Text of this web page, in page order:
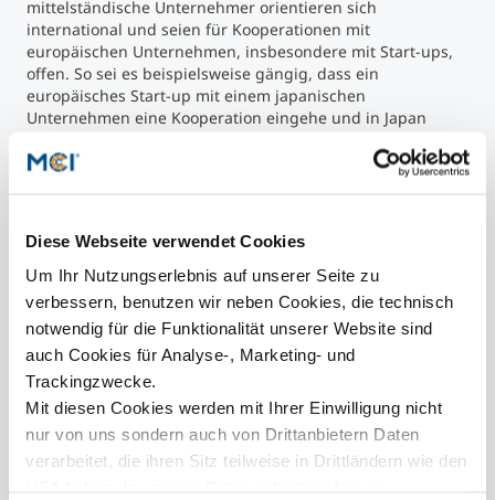
Diese Webseite verwendet Cookies
Um Ihr Nutzungserlebnis auf unserer Seite zu
verbessern, benutzen wir neben Cookies, die technisch
notwendig für die Funktionalität unserer Website sind
auch Cookies für Analyse-, Marketing- und
Trackingzwecke.
Mit diesen Cookies werden mit Ihrer Einwilligung nicht
nur von uns sondern auch von Drittanbietern Daten
verarbeitet, die ihren Sitz teilweise in Drittländern wie den
mittelständische Unternehmer orientieren sich
international und seien für Kooperationen mit
europäischen Unternehmen, insbesondere mit Start-ups,
offen. So sei es beispielsweise gängig, dass ein
europäisches Start-up mit einem japanischen
Unternehmen eine Kooperation eingehe und in Japan
MCI-Rektor
freut sich über die
Digitalisierung und Industrie 4.0 aufgebaut. Mit Unterstützung
von Oliver Som und seiner Expertise können wir nicht nur
unser eigenes Netzwerk in Japan stärken, sondern dieses auch
heimischen Unternehmern zugänglich machen.“
Bereits für Juni diesen Jahres ist ein Gegenbesuch aus
Japan geplant. Führende IVI-Vertreter möchten
europäische Wirtschaftsvertreter und Unternehmer
treffen, um konkrete Kooperationsmöglichkeiten
auszuloten. Für interessierte Unternehmer und
Oliver Som als Ansprechpartner zur Verfügung.